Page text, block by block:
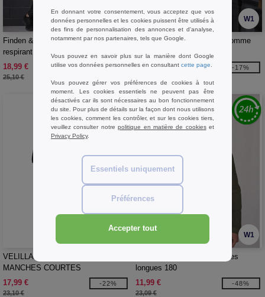
W1
Finden & Hales LV370 - Polo
respirant Cool Plus®
18,99 €
25,10 €
-24%
W1
TEE JAYS TJ1407 - Polo homme
col et manches contrastés
27,99 €
-17%
VELILLA V5504 - POLO BICOLORE
MANCHES COURTES
17,99 €
23,10 €
-22%
W1
B&C BCU425 - Polo manches
longues 180
11,99 €
23,09 €
-48%
En donnant votre consentement, vous acceptez que vos
données personnelles et les cookies puissent être utilisés à
des fins de personnalisation des annonces et d'analyse,
notamment par nos partenaires, tels que Google.
Vous pouvez en savoir plus sur la manière dont Google
utilise vos données personnelles en consultant cette page
Vous pouvez gérer vos préférences de cookies à tout
moment. Les cookies essentiels ne peuvent pas être
désactivés car ils sont nécessaires au bon fonctionnement
du site. Pour plus de détails sur la façon dont nous utilisons
les cookies, comment les contrôler, et sur les cookies tiers,
veuillez consulter notrepolitique en matière de cookieset
Privacy Policy.
Essentiels uniquement
Préférences
Accepter tout